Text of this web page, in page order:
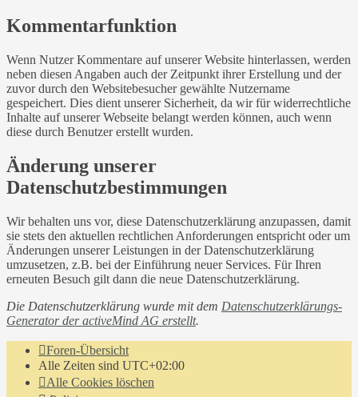
Kommentarfunktion
Wenn Nutzer Kommentare auf unserer Website hinterlassen, werden
neben diesen Angaben auch der Zeitpunkt ihrer Erstellung und der
zuvor durch den Websitebesucher gewählte Nutzername
gespeichert. Dies dient unserer Sicherheit, da wir für widerrechtliche
Inhalte auf unserer Webseite belangt werden können, auch wenn
diese durch Benutzer erstellt wurden.
Änderung unserer
Datenschutzbestimmungen
Wir behalten uns vor, diese Datenschutzerklärung anzupassen, damit
sie stets den aktuellen rechtlichen Anforderungen entspricht oder um
Änderungen unserer Leistungen in der Datenschutzerklärung
umzusetzen, z.B. bei der Einführung neuer Services. Für Ihren
erneuten Besuch gilt dann die neue Datenschutzerklärung.
Die Datenschutzerklärung wurde mit dem Datenschutzerklärungs-
Generator der activeMind AG erstellt.
Foren-Übersicht
Alle Zeiten sind UTC+02:00
Alle Cookies löschen